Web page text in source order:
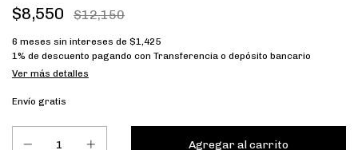
$8,550 $12,150
6 meses sin intereses de $1,425
1% de descuento pagando con Transferencia o depósito bancario
Ver más detalles
Envío gratis